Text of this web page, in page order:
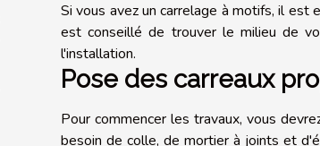
Si vous avez un carrelage à motifs, il
est conseillé de trouver le milieu de
l'installation.
Pose des carreaux
Pour commencer les travaux, vous
besoin de colle, de mortier à joints et